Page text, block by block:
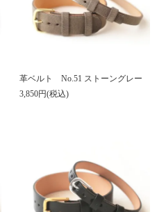
革ベルト No.51 ストーングレー
3,850円(税込)